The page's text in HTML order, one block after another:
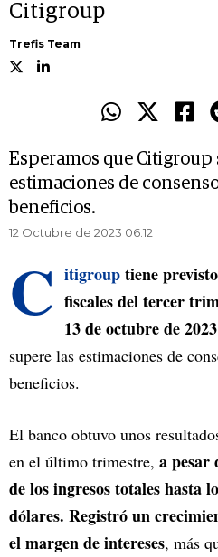
Citigroup
Trefis Team
Esperamos que Citigroup
estimaciones de
beneficios.
12 Octubre de 2023 06.12
C itigrouptiene
fiscales del tercer
13 de octubre de 2023
supere las estimaciones de
beneficios.
El banco obtuvo unos
en el último trimestre, a pesar
de los ingresos totales hasta
dólares. Registró un
el margen de intereses, más